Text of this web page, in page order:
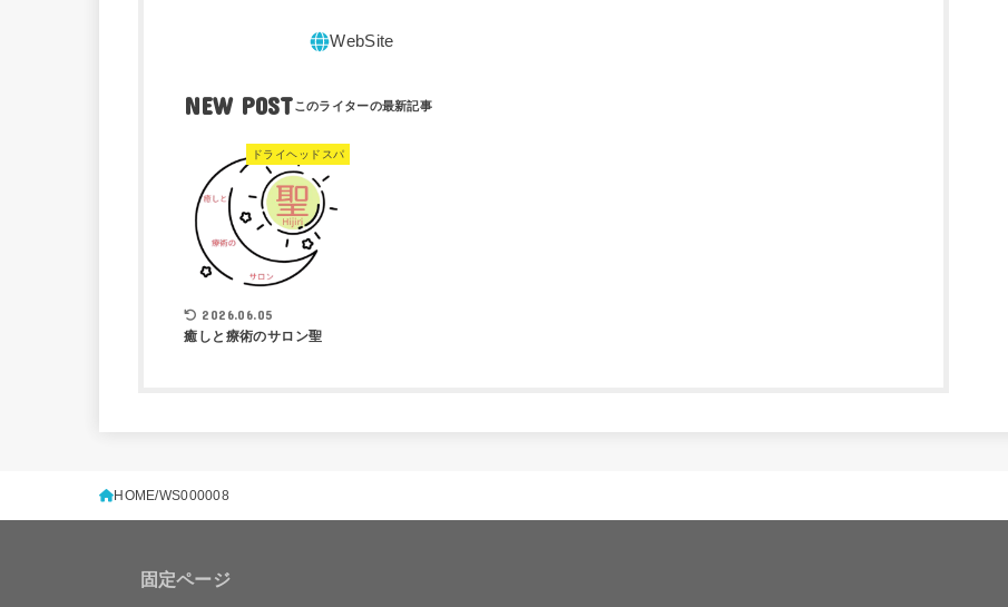
NEW POST
ドライヘッドスパ
2026.06.05
癒しと療術のサロン聖
HOME WS000008
固定ページ